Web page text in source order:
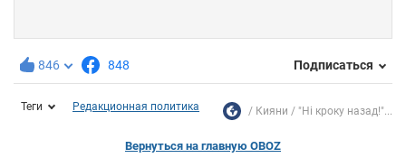
846 848 Подписаться
Теги Редакционная политика Кияни "Ні кроку назад!"...
Вернуться на главную OBOZ